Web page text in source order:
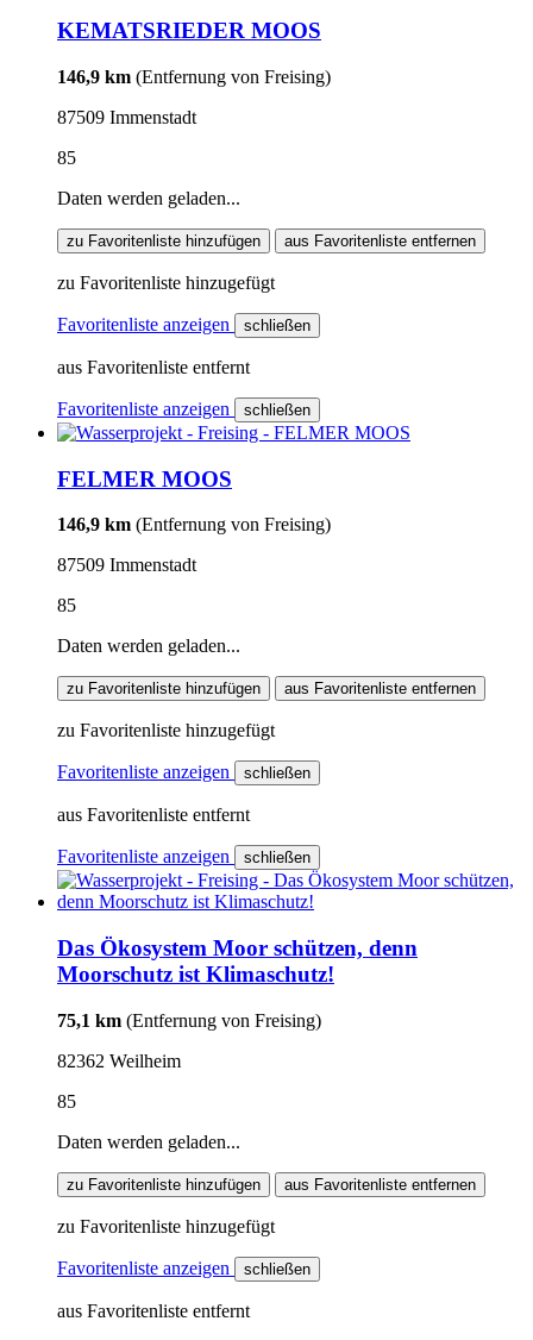
KEMATSRIEDER MOOS
146,9 km (Entfernung von Freising)
87509 Immenstadt
85
Daten werden geladen...
zu Favoritenliste hinzufügen aus Favoritenliste entfernen
zu Favoritenliste hinzugefügt
Favoritenliste anzeigen schließen
aus Favoritenliste entfernt
Favoritenliste anzeigen schließen
FELMER MOOS
146,9 km (Entfernung von Freising)
87509 Immenstadt
85
Daten werden geladen...
zu Favoritenliste hinzufügen aus Favoritenliste entfernen
zu Favoritenliste hinzugefügt
Favoritenliste anzeigen schließen
aus Favoritenliste entfernt
Favoritenliste anzeigen schließen
Das Ökosystem Moor schützen, denn
Moorschutz ist Klimaschutz!
75,1 km (Entfernung von Freising)
82362 Weilheim
85
Daten werden geladen...
zu Favoritenliste hinzufügen aus Favoritenliste entfernen
zu Favoritenliste hinzugefügt
Favoritenliste anzeigen schließen
aus Favoritenliste entfernt